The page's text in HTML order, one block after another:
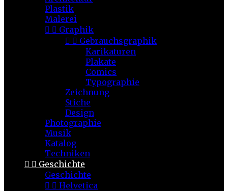
Plastik
Malerei
  Graphik
  Gebrauchsgraphik
Karikaturen
Plakate
Comics
Typographie
Zeichnung
Stiche
Design
Photographie
Musik
Katalog
Techniken
  Geschichte
Geschichte
  Helvetica